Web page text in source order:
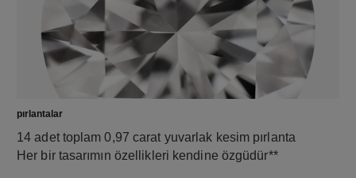
pırlantalar
14 adet toplam 0,97 carat yuvarlak kesim pırlanta
Her bir tasarımın özellikleri kendine özgüdür**